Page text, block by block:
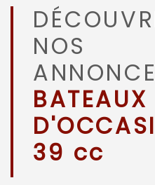
Bateaux d'occasions
L'agence
Contact
06 27 07 57 11
NOS
BATEAUX
39 cc